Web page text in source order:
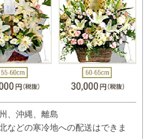
、沖縄、離島
などの寒冷地への配送はできま